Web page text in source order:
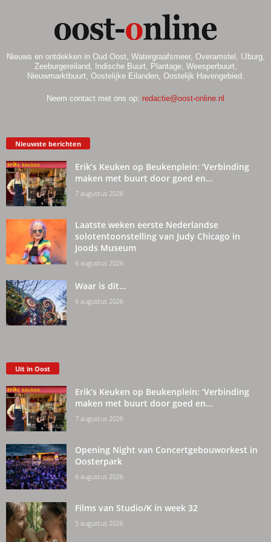
Nieuws en ontdekken in Oud Oost, Watergraafsmeer, Overamstel, IJburg,
Zeeburgereiland, Indische Buurt, Plantage, Weesperbuurt,
Nieuwmarktbuurt, Oostelijke Eilanden, Oostelijk Havengebied.
Neem contact met ons op: redactie@oost-online.nl
Nieuwste berichten
Erik’s Keuken op Beukenplein: ‘Verbinding
maken met buurt door goed en...
7 augustus 2026
Laatste weken eerste Nederlandse
solotentoonstelling van Judy Chicago in
Joods Museum
6 augustus 2026
Waar is dit…
6 augustus 2026
Uit in Oost
Erik’s Keuken op Beukenplein: ‘Verbinding
maken met buurt door goed en...
7 augustus 2026
Opening Night van Concertgebouworkest in
Oosterpark
6 augustus 2026
Films van Studio/K in week 32
5 augustus 2026